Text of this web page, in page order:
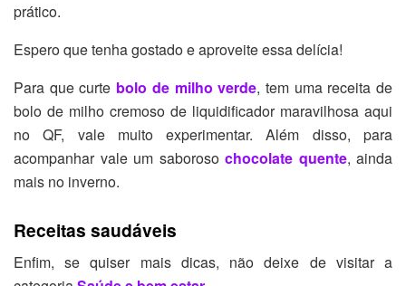
prático.
Espero que tenha gostado e aproveite essa delícia!
Para que curte bolo de milho verde, tem uma receita de
bolo de milho cremoso de liquidificador maravilhosa aqui
no QF, vale muito experimentar. Além disso, para
acompanhar vale um saboroso chocolate quente, ainda
mais no inverno.
Receitas saudáveis
Enfim, se quiser mais dicas, não deixe de visitar a